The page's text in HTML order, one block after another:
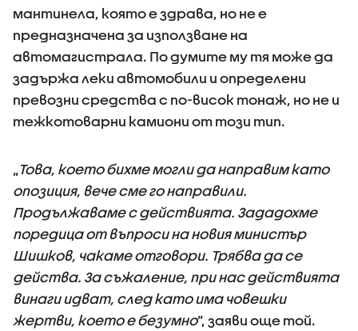
мантинела, която е здрава, но не е
предназначена за използване на
автомагистрала. По думите му тя може да
задържа леки автомобили и определени
превозни средства с по-висок тонаж, но не и
тежкотоварни камиони от този тип.
„Това, което бихме могли да направим като
опозиция, вече сме го направили.
Продължаваме с действията. Зададохме
поредица от въпроси на новия министър
Шишков, чакаме отговори. Трябва да се
действа. За съжаление, при нас действията
винаги идват, след като има човешки
жертви, което е безумно”, заяви още той.